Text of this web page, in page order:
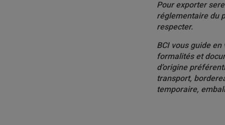
Pour exporter
réglementaire du
respecter.
BCI vous guide
formalités et
d’origine
transport,
temporaire,